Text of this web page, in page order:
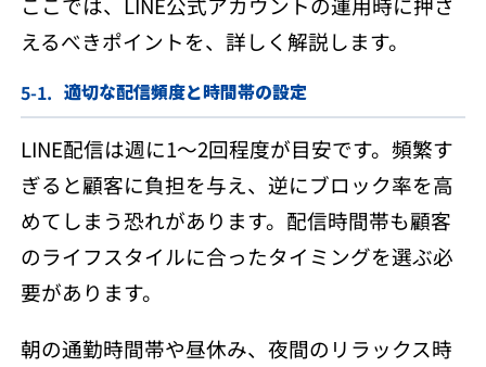
えるべきポイントを、詳しく解説します。
適切な配信頻度と時間帯の設定
LINE配信は週に1〜2回程度が目安です。頻繁す
ぎると顧客に負担を与え、逆にブロック率を高
めてしまう恐れがあります。配信時間帯も顧客
のライフスタイルに合ったタイミングを選ぶ必
要があります。
朝の通勤時間帯や昼休み、夜間のリラックス時